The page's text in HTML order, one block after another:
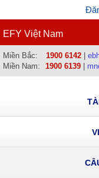
EFY Việt Nam
Miền Bắc: 1900 6142
Miền Nam:
1900 6139